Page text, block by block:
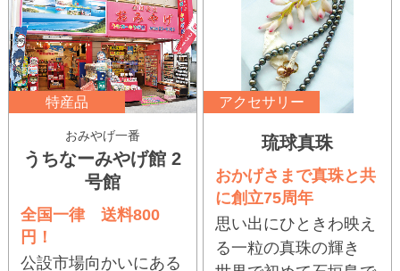
特産品
おみやげ一番
うちなーみやげ館 2
号館
全国一律 送料800
円！
公設市場向かいにある
アクセサリー
琉球真珠
おかげさまで真珠と共
に創立75周年
思い出にひときわ映え
る一粒の真珠の輝き